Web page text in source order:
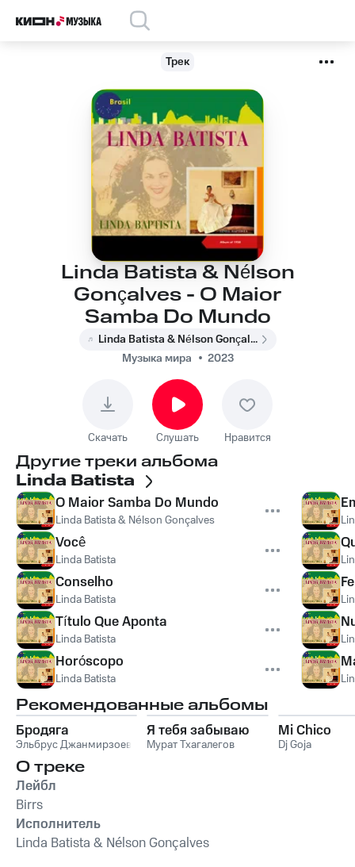
Трек
Linda Batista & Nélson
Gonçalves - O Maior
Samba Do Mundo
Linda Batista & Nélson Gonçalves
Музыка мира
2023
Скачать Слушать Нравится
Другие треки альбома
Linda Batista
O Maior Samba Do Mundo
Linda Batista & Nélson Gonçalves
Você
Linda Batista
Conselho
Linda Batista
Título Que Aponta
Linda Batista
Horóscopo
Linda Batista
Рекомендованные альбомы
Бродяга
Эльбрус Джанмирзоев
Я тебя забываю
Мурат Тхагалегов
Mi Chico
Dj Goja
О треке
Лейбл
Birrs
Исполнитель
Linda Batista & Nélson Gonçalves